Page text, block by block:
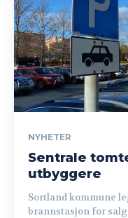
NYHETER
Sentrale
utbyggere
Sortland kommune
brannstasjon for